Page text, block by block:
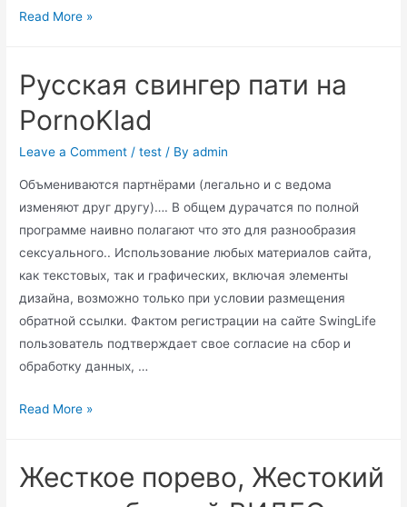
Юлия
Read More »
Русская свингер пати на
PornoKlad
Leave a Comment /test / Byadmin
Объмениваются партнёрами (легально и с ведома
изменяют друг другу)…. В общем дурачатся по полной
программе наивно полагают что это для разнообразия
сексуального.. Использование любых материалов сайта,
как текстовых, так и графических, включая элементы
дизайна, возможно только при условии размещения
обратной ссылки. Фактом регистрации на сайте SwingLife
пользователь подтверждает свое согласие на сбор и
обработку данных, …
Русская
на
Read More »
Жесткое порево, Жестокий